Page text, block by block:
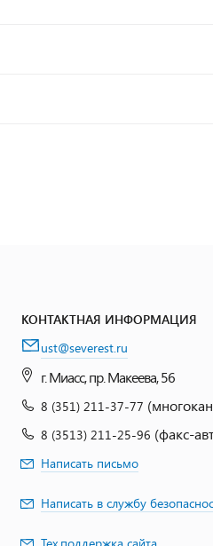
КОНТАКТНАЯ ИНФОРМАЦИЯ
ust@severest.ru
г. Миасс, пр. Макеева, 56
8 (351) 211-37-77
8 (3513) 211-25-96 (факс-
Написать письмо
Написать в службу